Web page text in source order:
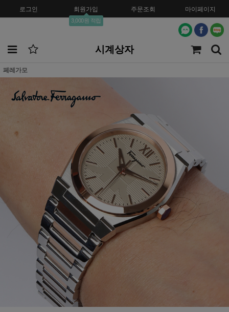
로그인 회원가입
3,000원 적립
주문조회 마이페이지
시계상자
페레가모